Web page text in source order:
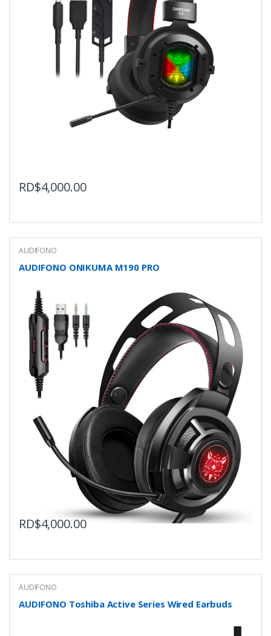
RD$4,000.00
AUDIFONO
AUDIFONO ONIKUMA M190 PRO
RD$4,000.00
AUDIFONO
AUDIFONO Toshiba Active Series Wired Earbuds